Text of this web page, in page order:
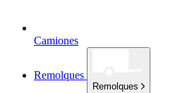
Camiones
Remolques
Remolques